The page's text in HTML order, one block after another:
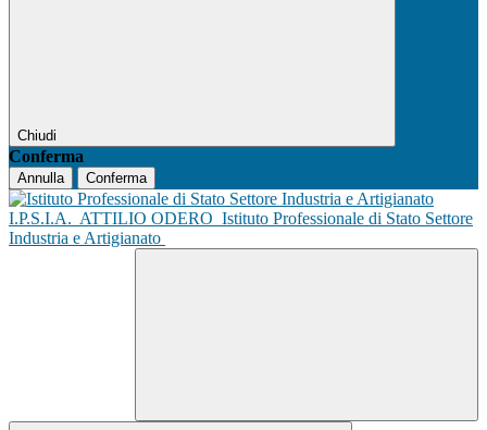
Chiudi
Conferma
Annulla Conferma
I.P.S.I.A. ATTILIO ODERO Istituto Professionale di Stato Settore
Industria e Artigianato